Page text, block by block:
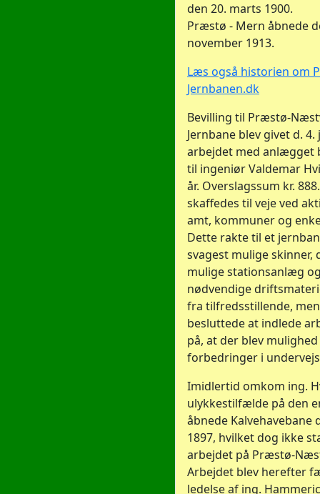
den 20. marts 1900.
Præstø - Mern åbnede
november 1913.
Læs også historien om
Jernbanen.dk
Bevilling til Præstø-
Jernbane blev givet d.
arbejdet med anlægget
til ingeniør Valdemar
år. Overslagssum kr.
skaffedes til veje ved
amt, kommuner og
Dette rakte til et
svagest mulige skinner,
mulige stationsanlæg
nødvendige
fra tilfredsstillende,
besluttede at indlede
på, at der blev
forbedringer i
Imidlertid omkom ing.
ulykkestilfælde på den
åbnede Kalvehavebane
1897, hvilket dog ikke
arbejdet på Præstø-
Arbejdet blev herefter
ledelse af ing.